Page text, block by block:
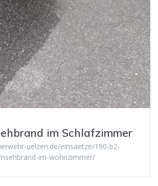
im Schlafzimmer
uelzen.de/einsaetze/190-b2-
im-wohnzimmer/